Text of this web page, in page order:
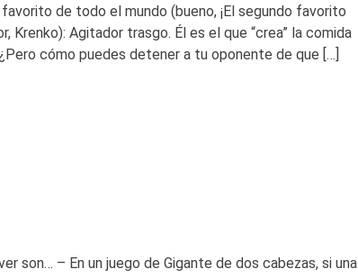
de todo el mundo (bueno, ¡El segundo favorito
Krenko): Agitador trasgo. Él es el que “crea” la comida
cómo puedes detener a tu oponente de que […]
son… – En un juego de Gigante de dos cabezas, si una